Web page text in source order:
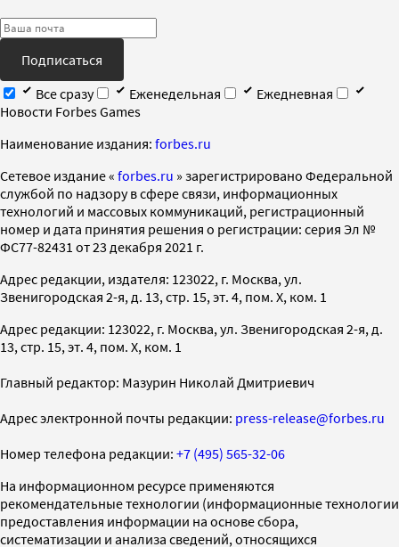
Подписаться
Все сразу
Еженедельная
Ежедневная
Новости Forbes Games
Наименование издания: forbes.ru
Cетевое издание « forbes.ru » зарегистрировано Федеральной
службой по надзору в сфере связи, информационных
технологий и массовых коммуникаций, регистрационный
номер и дата принятия решения о регистрации: серия Эл №
ФС77-82431 от 23 декабря 2021 г.
Адрес редакции, издателя: 123022, г. Москва, ул.
Звенигородская 2-я, д. 13, стр. 15, эт. 4, пом. X, ком. 1
Адрес редакции: 123022, г. Москва, ул. Звенигородская 2-я, д.
13, стр. 15, эт. 4, пом. X, ком. 1
Главный редактор: Мазурин Николай Дмитриевич
Адрес электронной почты редакции: press-release@forbes.ru
Номер телефона редакции: +7 (495) 565-32-06
На информационном ресурсе применяются
рекомендательные технологии (информационные технологии
предоставления информации на основе сбора,
систематизации и анализа сведений, относящихся